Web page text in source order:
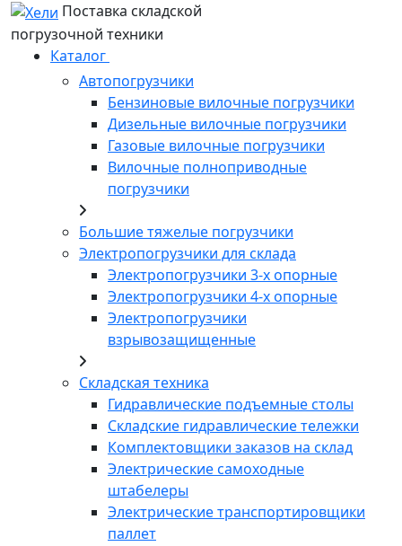
Поставка складской
погрузочной техники
Каталог
Автопогрузчики
Бензиновые вилочные погрузчики
Дизельные вилочные погрузчики
Газовые вилочные погрузчики
Вилочные полноприводные
погрузчики
Большие тяжелые погрузчики
Электропогрузчики для склада
Электропогрузчики 3-х опорные
Электропогрузчики 4-х опорные
Электропогрузчики
взрывозащищенные
Складская техника
Гидравлические подъемные столы
Складские гидравлические тележки
Комплектовщики заказов на склад
Электрические самоходные
штабелеры
Электрические транспортировщики
паллет